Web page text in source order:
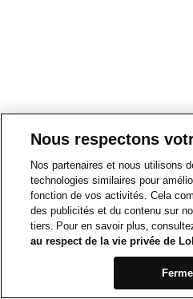
Nous respectons
Nos partenaires et nous utilisons
technologies similaires pour
fonction de vos activités. Cela
des publicités et du contenu sur
tiers. Pour en savoir plus,
au respect de la vie privée de